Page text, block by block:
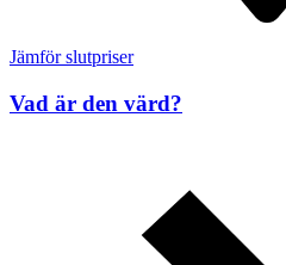
Jämför slutpriser
Vad är den värd?